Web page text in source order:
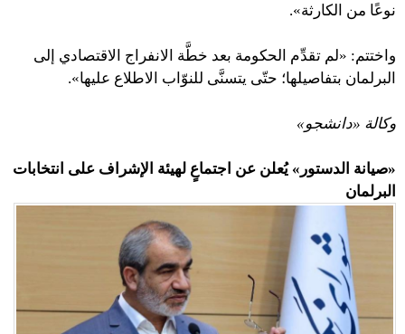
نوعًا من الكارثة».
واختتم: «لم تقدِّم الحكومة بعد خطَّة الانفراج الاقتصادي إلى
البرلمان بتفاصيلها؛ حتّى يتسنَّى للنوّاب الاطلاع عليها».
وكالة «دانشجو»
«صيانة الدستور» يُعلن عن اجتماعٍ لهيئة الإشراف على انتخابات
البرلمان